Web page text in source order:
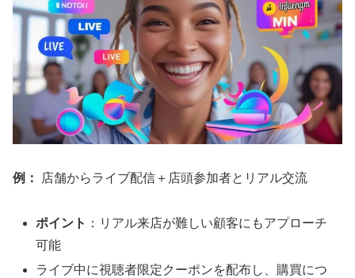
例： 店舗からライブ配信＋店頭参加者とリアル交流
ポイント ：リアル来店が難しい顧客にもアプローチ
可能
ライブ中に視聴者限定クーポンを配布し、購買につ